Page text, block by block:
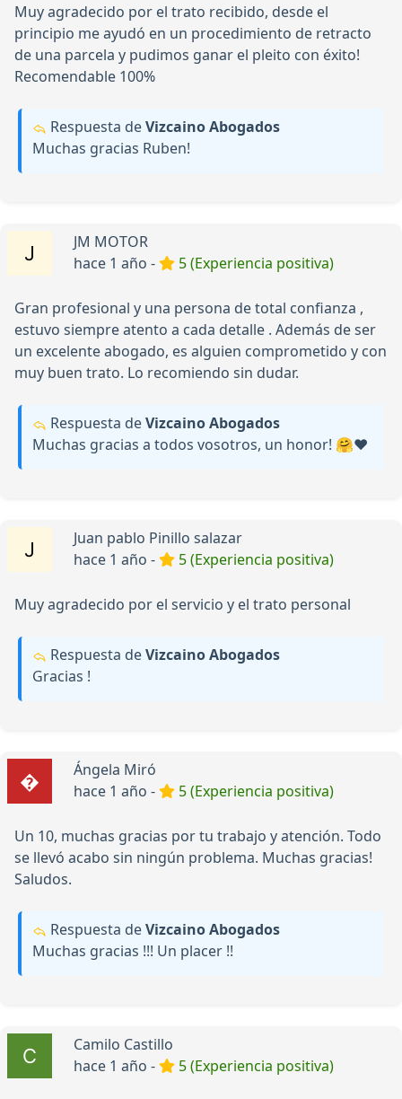
Muy agradecido por el trato recibido, desde el
principio me ayudó en un procedimiento de retracto
de una parcela y pudimos ganar el pleito con éxito!
Recomendable 100%
Respuesta deVizcaino Abogados
Muchas gracias Ruben!
JM MOTOR
hace 1 año -
5 (Experiencia positiva)
Gran profesional y una persona de total confianza ,
estuvo siempre atento a cada detalle . Además de ser
un excelente abogado, es alguien comprometido y con
muy buen trato. Lo recomiendo sin dudar.
Respuesta deVizcaino Abogados
Muchas gracias a todos vosotros, un honor! 🤗❤️
Juan pablo Pinillo salazar
hace 1 año -
5 (Experiencia positiva)
Muy agradecido por el servicio y el trato personal
Respuesta deVizcaino Abogados
Gracias !
Ángela Miró
hace 1 año -
5 (Experiencia positiva)
Un 10, muchas gracias por tu trabajo y atención. Todo
se llevó acabo sin ningún problema. Muchas gracias!
Saludos.
Respuesta deVizcaino Abogados
Muchas gracias !!! Un placer !!
Camilo Castillo
hace 1 año -
5 (Experiencia positiva)